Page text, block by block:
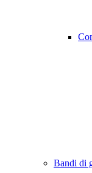
Bandi di